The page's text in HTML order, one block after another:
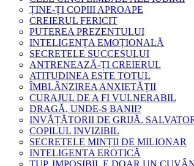
ȚINE-ȚI COPIII APROAPE
CREIERUL FERICIT
PUTEREA PREZENTULUI
INTELIGENȚA EMOȚIONALĂ
SECRETELE SUCCESULUI
ANTRENEAZĂ-ȚI CREIERUL
ATITUDINEA ESTE TOTUL
ÎMBLÂNZIREA ANXIETĂȚII
CURAJUL DE A FI VULNERABIL
DRAGĂ, UNDE-S BANII?
INVĂȚĂTORII DE GRIJĂ.
COPILUL INVIZIBIL
SECRETELE MINȚII DE MILIONAR
INTELIGENȚA EROTICĂ